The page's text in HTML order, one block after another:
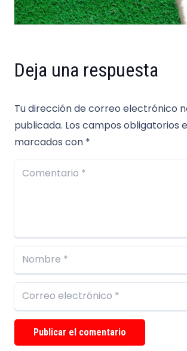
Deja una respuesta
Tu dirección de correo electrónico
publicada. Los campos obligatorios
marcados con *
Publicar el comentario